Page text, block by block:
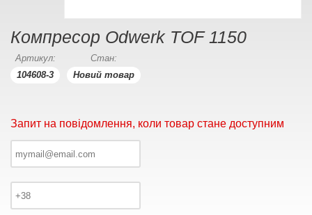
Компресор Odwerk TOF 1150
Артикул:
104608-3
Стан:
Новий товар
Запит на повідомлення, коли товар стане доступним